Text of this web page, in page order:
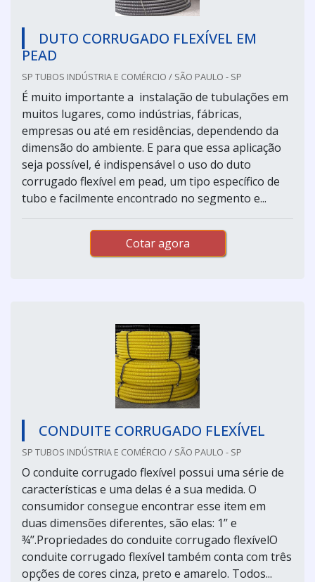
DUTO CORRUGADO FLEXÍVEL EM
PEAD
SP TUBOS INDÚSTRIA E COMÉRCIO / SÃO PAULO - SP
É muito importante a instalação de tubulações em
muitos lugares, como indústrias, fábricas,
empresas ou até em residências, dependendo da
dimensão do ambiente. E para que essa aplicação
seja possível, é indispensável o uso do duto
corrugado flexível em pead, um tipo específico de
tubo e facilmente encontrado no segmento e...
Cotar agora
CONDUITE CORRUGADO FLEXÍVEL
SP TUBOS INDÚSTRIA E COMÉRCIO / SÃO PAULO - SP
O conduite corrugado flexível possui uma série de
características e uma delas é a sua medida. O
consumidor consegue encontrar esse item em
duas dimensões diferentes, são elas: 1’’ e
¾’’.Propriedades do conduite corrugado flexívelO
conduite corrugado flexível também conta com três
opções de cores cinza, preto e amarelo. Todos...